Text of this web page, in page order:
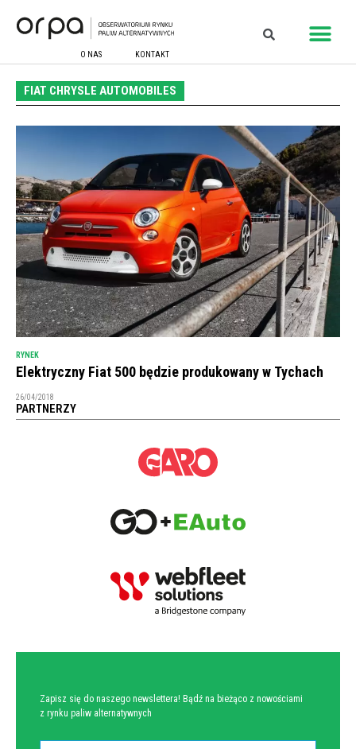
O NAS KONTAKT
FIAT CHRYSLE AUTOMOBILES
RYNEK
Elektryczny Fiat 500 będzie produkowany w Tychach
26/04/2018
PARTNERZY
Zapisz się do naszego newslettera! Bądź na bieżąco z nowościami
z rynku paliw alternatywnych